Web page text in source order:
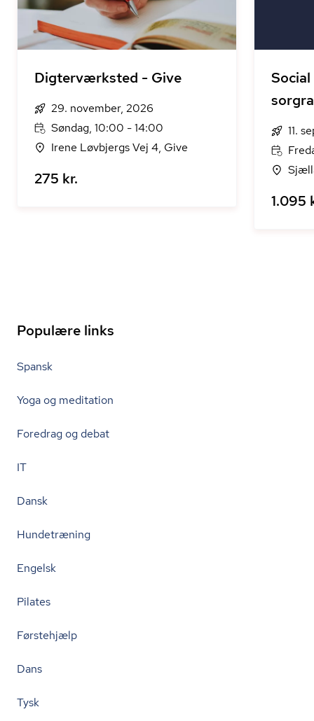
Digterværksted - Give
29. november, 2026
Søndag, 10:00 - 14:00
Irene Løvbjergs Vej 4, Give
275 kr.
11.
1.095
Populære links
Spansk
Yoga og meditation
Foredrag og debat
IT
Dansk
Hundetræning
Engelsk
Pilates
Førstehjælp
Dans
Tysk